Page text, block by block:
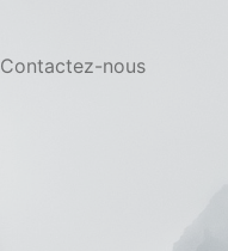
Contactez-nous